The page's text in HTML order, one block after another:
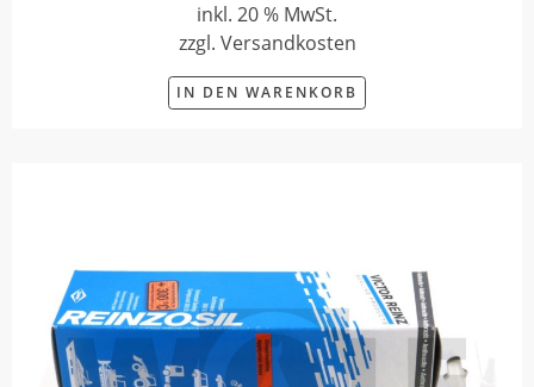
inkl. 20 % MwSt.
zzgl. Versandkosten
IN DEN WARENKORB